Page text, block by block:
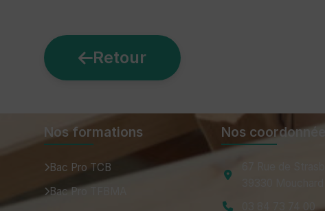
Retour
Nos formations
Bac Pro TCB
Bac Pro TFBMA
Nos coordonnées